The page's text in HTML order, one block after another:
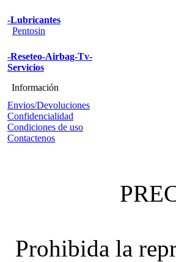
-Lubricantes
Pentosin
-Reseteo-Airbag-Tv-
Servicios
Información
Envios/Devoluciones
Confidencialidad
Condiciones de uso
Contactenos
Prohibida la